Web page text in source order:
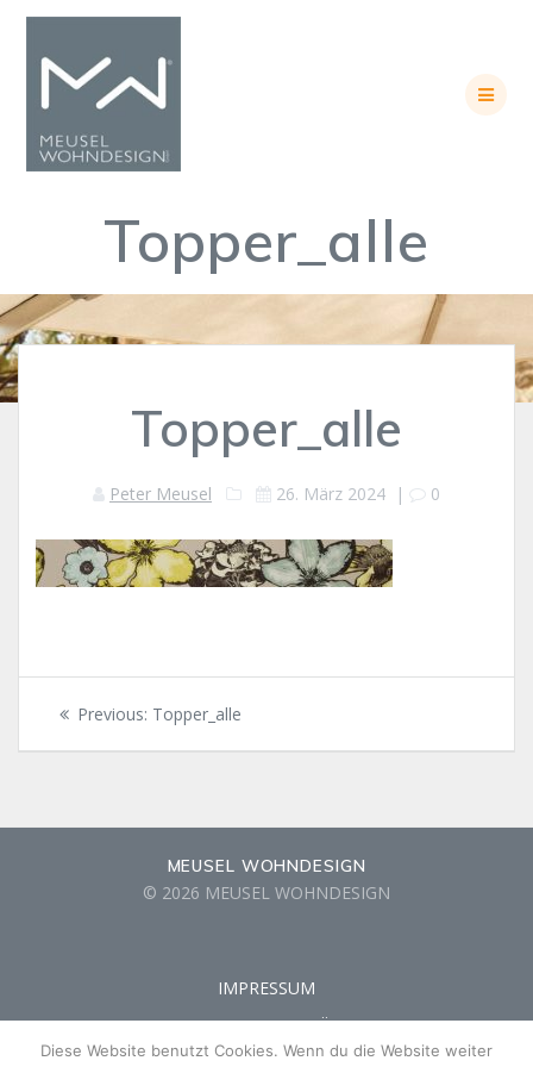
Topper_alle
Topper_alle
Peter Meusel 26. März 2024 | 0
Beitragsnavigation
Previous: Previous
Topper_alle
MEUSEL WOHNDESIGN
© 2026 MEUSEL WOHNDESIGN
IMPRESSUM
DATENSCHUTZERKLÄRUNG
Diese Website benutzt Cookies. Wenn du die Website weiter